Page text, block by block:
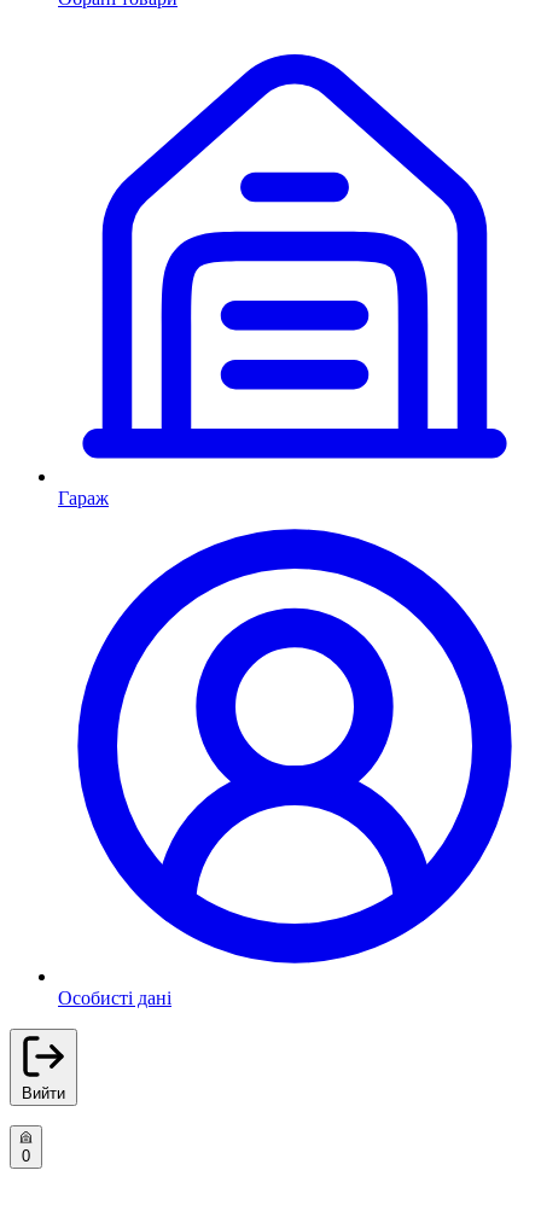
Гараж
Особисті дані
Вийти
0